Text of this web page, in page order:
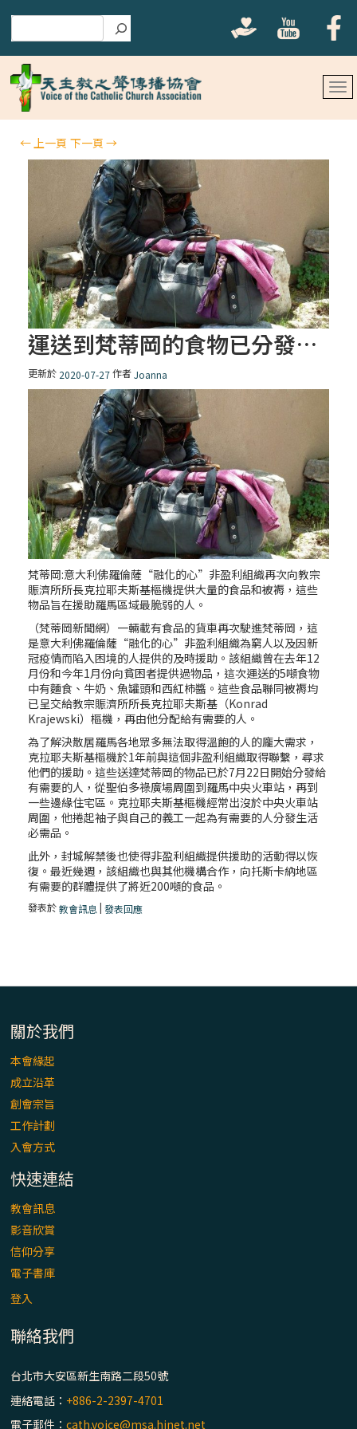
←上一頁 下一頁→
運送到梵蒂岡的食物已分發給羅馬的貧困者
更新於 2020-07-27作者 Joanna
梵蒂岡:意大利佛羅倫薩“融化的心”非盈利組織再次向教宗
賑濟所所長克拉耶夫斯基樞機提供大量的食品和被褥，這些
物品旨在援助羅馬區域最脆弱的人。
（梵蒂岡新聞網）一輛載有食品的貨車再次駛進梵蒂岡，這
是意大利佛羅倫薩“融化的心”非盈利組織為窮人以及因新
冠疫情而陷入困境的人提供的及時援助。該組織曾在去年12
月份和今年1月份向貧困者提供過物品，這次運送的5噸食物
中有麵食、牛奶、魚罐頭和西紅柿醬。這些食品聯同被褥均
已呈交給教宗賑濟所所長克拉耶夫斯基（Konrad
Krajewski）樞機，再由他分配給有需要的人。
為了解決散居羅馬各地眾多無法取得溫飽的人的龐大需求，
克拉耶夫斯基樞機於1年前與這個非盈利組織取得聯繫，尋求
他們的援助。這些送達梵蒂岡的物品已於7月22日開始分發給
有需要的人，從聖伯多祿廣場周圍到羅馬中央火車站，再到
一些邊緣住宅區。克拉耶夫斯基樞機經常出沒於中央火車站
周圍，他捲起袖子與自己的義工一起為有需要的人分發生活
必需品。
此外，封城解禁後也使得非盈利組織提供援助的活動得以恢
復。最近幾週，該組織也與其他機構合作，向托斯卡納地區
有需要的群體提供了將近200噸的食品。
發表於教會訊息 |發表回應
關於我們
本會緣起
成立沿革
創會宗旨
工作計劃
入會方式
快速連結
教會訊息
影音欣賞
信仰分享
電子書庫
登入
聯絡我們
台北市大安區新生南路二段50號
連絡電話： +886-2-2397-4701
電子郵件：cath.voice@msa.hinet.net